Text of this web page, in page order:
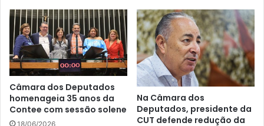
Câmara dos Deputados
homenageia 35 anos da
Contee com sessão solene
18/06/2026
Na Câmara dos
Deputados, presidente da
CUT defende redução da